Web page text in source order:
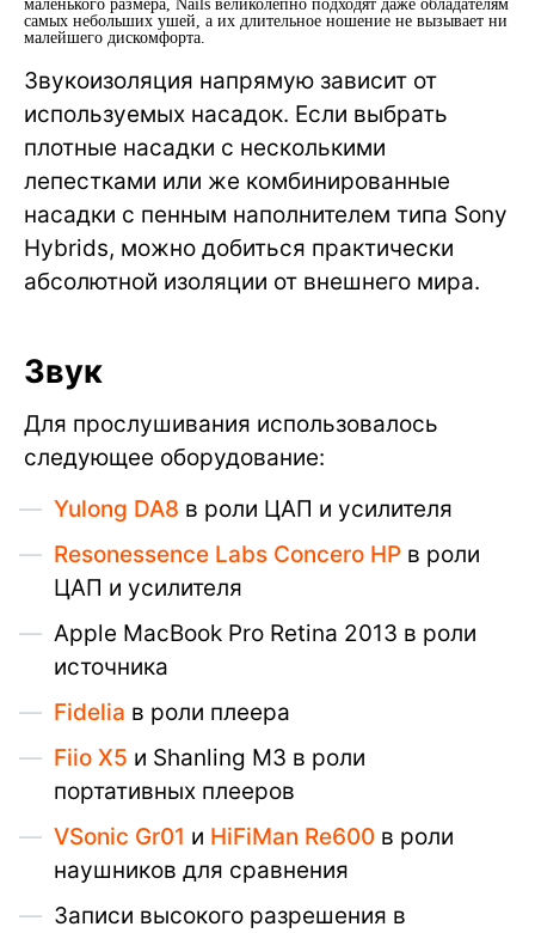
маленького размера, Nails великолепно подходят даже обладателям
самых небольших ушей, а их длительное ношение не вызывает ни
малейшего дискомфорта.
Звукоизоляция напрямую зависит от
используемых насадок. Если выбрать
плотные насадки с несколькими
лепестками или же комбинированные
насадки с пенным наполнителем типа Sony
Hybrids, можно добиться практически
абсолютной изоляции от внешнего мира.
Звук
Для прослушивания использовалось
следующее оборудование:
Yulong DA8 в роли ЦАП и усилителя
Resonessence Labs Concero HP в роли
ЦАП и усилителя
Apple MacBook Pro Retina 2013 в роли
источника
Fidelia в роли плеера
Fiio X5 и Shanling M3 в роли
портативных плееров
VSonic Gr01 и HiFiMan Re600 в роли
наушников для сравнения
Записи высокого разрешения в